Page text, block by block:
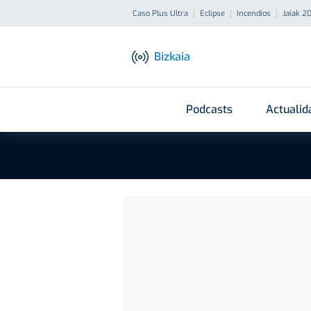
Caso Plus Ultra Eclipse Incendios Jaiak
Bizkaia
Podcasts